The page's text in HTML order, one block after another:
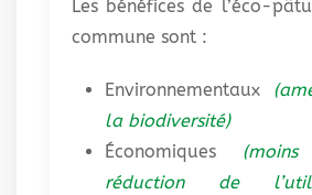
Les bénéfices de l’éco-
commune sont :
Environnementaux
la biodiversité)
Économiques
réduction de